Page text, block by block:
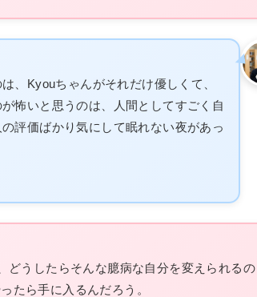
、Kyouちゃんがそれだけ優しくて、
怖いと思うのは、人間としてすごく自
評価ばかり気にして眠れない夜があっ
うしたらそんな臆病な自分を変えられるの
たら手に入るんだろう。